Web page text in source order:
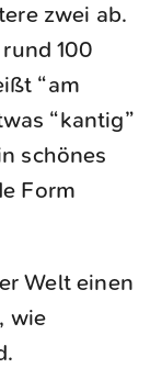
zwei ab.
100
“am
“kantig”
schönes
Form
Welt einen
wie